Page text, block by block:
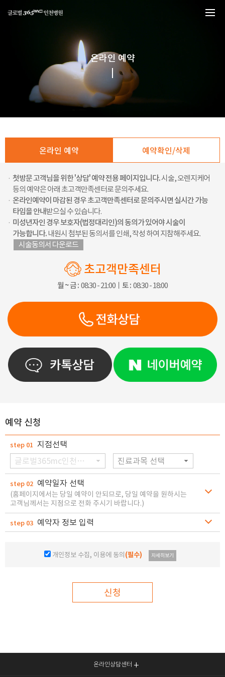
온라인 예약
온라인 예약 예약확인/삭제
· 첫방문 고객님을 위한 '상담' 예약 전용 페이지입니다.시술, 오렌지케어
등의 예약은 아래 초고객만족센터로 문의주세요.
· 온라인예약이 마감된 경우 초고객만족센터로 문의주시면 실시간 가능
타임을 안내받으실 수 있습니다.
· 미성년자인 경우 보호자(법정대리인)의 동의가 있어야 시술이
가능합니다. 내원시 첨부된 동의서를 인쇄, 작성 하여 지참해주세요.
시술동의서 다운로드
초고객만족센터
월 ~ 금 : 08:30 - 21:00ㅣ 토 : 08:30 - 18:00
예약 신청
step 01 지점선택
글로벌365mc인천병원
진료과목 선택
step 02 예약일자 선택
(홈페이지에서는 당일 예약이 안되므로, 당일 예약을 원하시는
고객님께서는 지점으로 전화 주시기 바랍니다.)
step 03 예약자 정보 입력
개인정보 수집, 이용에 동의 (필수) 자세히보기
신청
온라인상담센터